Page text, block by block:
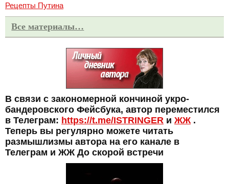
Рецепты Путина
Все материалы…
В связи с закономерной кончиной укро-
бандеровского Фейсбука, автор переместился
в Телеграм: https://t.me/ISTRINGER и ЖЖ.
Теперь вы регулярно можете читать
размышлизмы автора на его канале в
Телеграм и ЖЖ До скорой встречи